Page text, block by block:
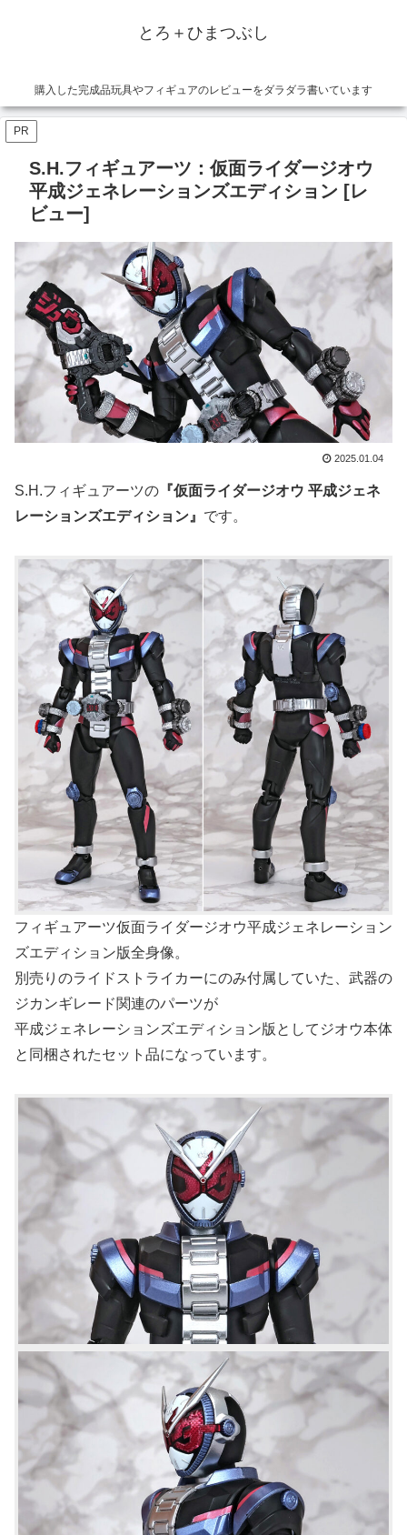
とろ＋ひまつぶし
購入した完成品玩具やフィギュアのレビューをダラダラ書いています
PR
S.H.フィギュアーツ：仮面ライダージオウ
平成ジェネレーションズエディション [レ
ビュー]
2025.01.04
S.H.フィギュアーツの 『仮面ライダージオウ 平成ジェネ
レーションズエディション』 です。
フィギュアーツ仮面ライダージオウ平成ジェネレーション
ズエディション版全身像。
別売りのライドストライカーにのみ付属していた、武器の
ジカンギレード関連のパーツが
平成ジェネレーションズエディション版としてジオウ本体
と同梱されたセット品になっています。